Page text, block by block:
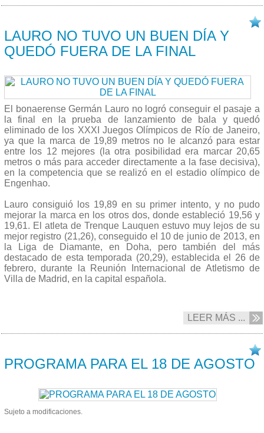
LAURO NO TUVO UN BUEN DÍA Y
QUEDÓ FUERA DE LA FINAL
El bonaerense Germán Lauro no logró conseguir el pasaje a
la final en la prueba de lanzamiento de bala y quedó
eliminado de los XXXI Juegos Olímpicos de Río de Janeiro,
ya que la marca de 19,89 metros no le alcanzó para estar
entre los 12 mejores (la otra posibilidad era marcar 20,65
metros o más para acceder directamente a la fase decisiva),
en la competencia que se realizó en el estadio olímpico de
Engenhao.
Lauro consiguió los 19,89 en su primer intento, y no pudo
mejorar la marca en los otros dos, donde estableció 19,56 y
19,61. El atleta de Trenque Lauquen estuvo muy lejos de su
mejor registro (21,26), conseguido el 10 de junio de 2013, en
la Liga de Diamante, en Doha, pero también del más
destacado de esta temporada (20,29), establecida el 26 de
febrero, durante la Reunión Internacional de Atletismo de
Villa de Madrid, en la capital española.
LEER MÁS ...
PROGRAMA PARA EL 18 DE AGOSTO
Sujeto a modificaciones.